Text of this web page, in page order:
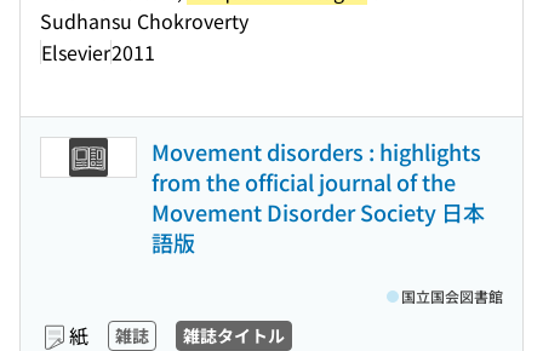
Sudhansu Chokroverty
Elsevier2011
Movement disorders : highlights
from the official journal of the
Movement Disorder Society 日本
語版
紙 雑誌 雑誌タイトル
国立国会図書館